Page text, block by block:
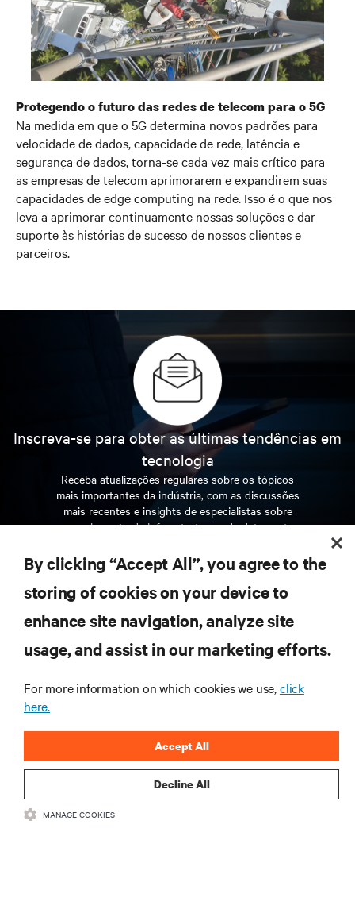
Protegendo o futuro das redes de telecom para o 5G
Na medida em que o 5G determina novos padrões para
velocidade de dados, capacidade de rede, latência e
segurança de dados, torna-se cada vez mais crítico para
as empresas de telecom aprimorarem e expandirem suas
capacidades de edge computing na rede. Isso é o que nos
leva a aprimorar continuamente nossas soluções e dar
suporte às histórias de sucesso de nossos clientes e
parceiros.
Inscreva-se para obter as últimas tendências em
tecnologia
Receba atualizações regulares sobre os tópicos
mais importantes da indústria, com as discussões
mais recentes e insights de especialistas sobre
gerenciamento de infraestrutura e de data center.
INSCREVA-SE AGORA
RECURSOS
CORPORATIVO
CONECTE-SE CONOSCO
By clicking “Accept All”, you agree to the
storing of cookies on your device to
enhance site navigation, analyze site
usage, and assist in our marketing efforts.
For more information on which cookies we use,click
here.
Decline All
Accept All
MANAGE COOKIES